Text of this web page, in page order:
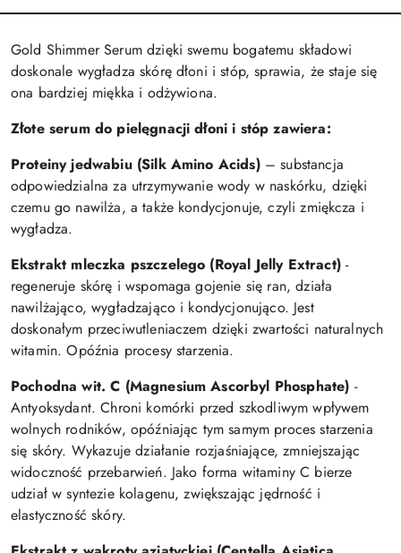
Gold Shimmer Serum dzięki swemu bogatemu składowi
doskonale wygładza skórę dłoni i stóp, sprawia, że staje się
ona bardziej miękka i odżywiona.
Złote serum do pielęgnacji dłoni i stóp zawiera:
Proteiny jedwabiu (Silk Amino Acids)– substancja
odpowiedzialna za utrzymywanie wody w naskórku, dzięki
czemu go nawilża, a także kondycjonuje, czyli zmiękcza i
wygładza.
Ekstrakt mleczka pszczelego (Royal Jelly Extract)-
regeneruje skórę i wspomaga gojenie się ran, działa
nawilżająco, wygładzająco i kondycjonująco. Jest
doskonałym przeciwutleniaczem dzięki zwartości naturalnych
witamin. Opóźnia procesy starzenia.
Pochodna wit. C (Magnesium Ascorbyl Phosphate) -
Antyoksydant. Chroni komórki przed szkodliwym wpływem
wolnych rodników, opóźniając tym samym proces starzenia
się skóry. Wykazuje działanie rozjaśniające, zmniejszając
widoczność przebarwień. Jako forma witaminy C bierze
udział w syntezie kolagenu, zwiększając jędrność i
elastyczność skóry.